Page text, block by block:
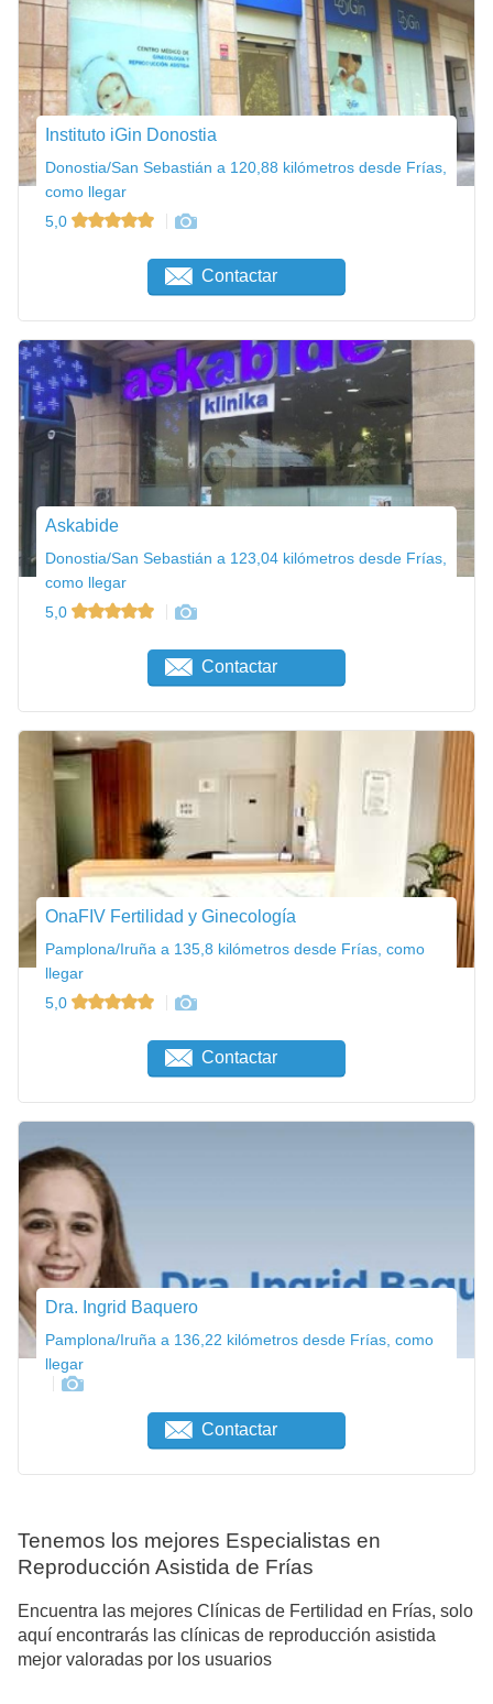
Instituto iGin Donostia
Donostia/San Sebastián a 120,88 kilómetros desde Frías,
como llegar
5,0
Contactar
Askabide
Donostia/San Sebastián a 123,04 kilómetros desde Frías,
como llegar
5,0
Contactar
OnaFIV Fertilidad y Ginecología
Pamplona/Iruña a 135,8 kilómetros desde Frías, como
llegar
5,0
Contactar
Dra. Ingrid Baquero
Pamplona/Iruña a 136,22 kilómetros desde Frías, como
llegar
Contactar
Tenemos los mejores Especialistas en
Reproducción Asistida de Frías
Encuentra las mejores Clínicas de Fertilidad en Frías, solo
aquí encontrarás las clínicas de reproducción asistida
mejor valoradas por los usuarios